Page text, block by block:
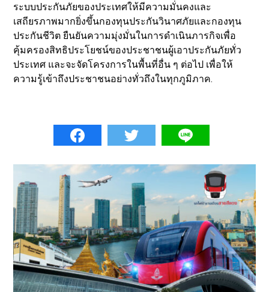
ระบบประกันภัยของประเทศให้มีความมั่นคงและ
เสถียรภาพมากยิ่งขึ้นกองทุนประกันวินาศภัยและกองทุน
ประกันชีวิต ยืนยันความมุ่งมั่นในการดำเนินภารกิจเพื่อ
คุ้มครองสิทธิประโยชน์ของประชาชนผู้เอาประกันภัยทั่ว
ประเทศ และจะจัดโครงการในพื้นที่อื่น ๆ ต่อไป เพื่อให้
ความรู้เข้าถึงประชาชนอย่างทั่วถึงในทุกภูมิภาค.